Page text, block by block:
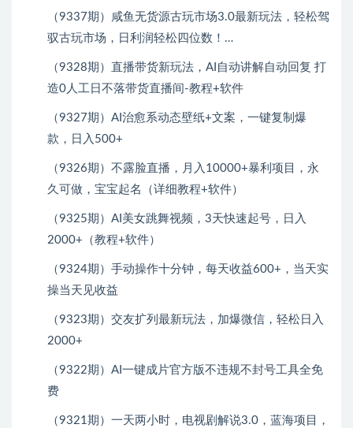
（9337期）咸鱼无货源古玩市场3.0最新玩法，轻松驾
驭古玩市场，日利润轻松四位数！…
（9328期）直播带货新玩法，AI自动讲解自动回复 打
造0人工日不落带货直播间-教程+软件
（9327期）AI治愈系动态壁纸+文案，一键复制爆
款，日入500+
（9326期）不露脸直播，月入10000+暴利项目，永
久可做，宝宝起名（详细教程+软件）
（9325期）AI美女跳舞视频，3天快速起号，日入
2000+（教程+软件）
（9324期）手动操作十分钟，每天收益600+，当天实
操当天见收益
（9323期）交友扩列最新玩法，加爆微信，轻松日入
2000+
（9322期）AI一键成片官方版不违规不封号工具全免
费
（9321期）一天两小时，电视剧解说3.0，蓝海项目，